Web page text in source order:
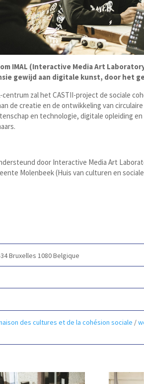
IMAL (Interactive Media Art
gewijd aan digitale kunst, door het
zal het CASTII-project de sociale
de creatie en de ontwikkeling van
en technologie, digitale opleiding
door Interactive Media Art
Molenbeek (Huis van culturen en
Bruxelles 1080Belgique
des cultures et de la cohésion sociale /